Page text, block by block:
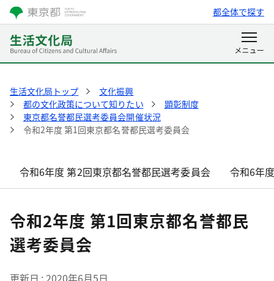
都全体で探す
生活文化局トップ
文化振興
都の文化政策について知りたい
顕彰制度
東京都名誉都民選考委員会開催状況
令和2年度 第1回東京都名誉都民選考委員会
令和6年度 第2回東京都名誉都民選考委員会 令和6年
令和2年度 第1回東京都名誉都民
選考委員会
更新日 2020年6月5日